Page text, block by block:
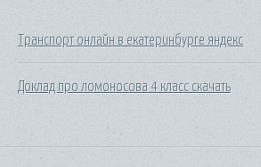
Транспорт онлайн в екатеринбурге яндекс
Доклад про ломоносова 4 класс скачать